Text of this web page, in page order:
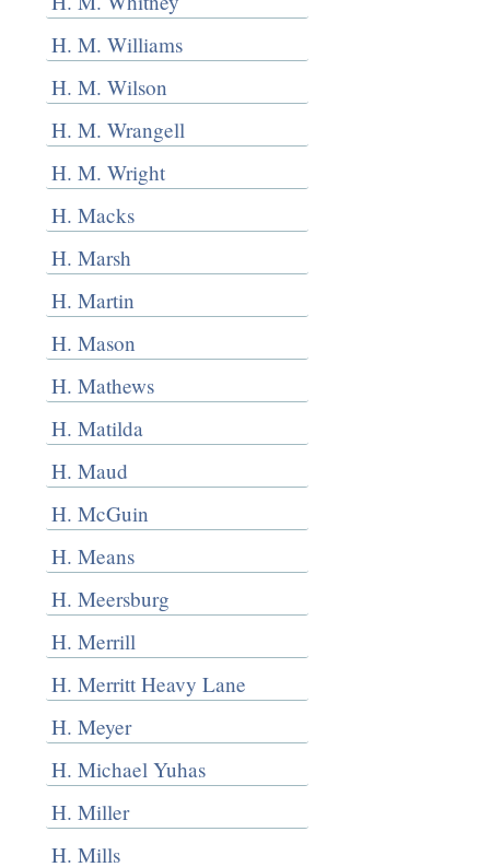
H. M. Williams
H. M. Wilson
H. M. Wrangell
H. M. Wright
H. Macks
H. Marsh
H. Martin
H. Mason
H. Mathews
H. Matilda
H. Maud
H. McGuin
H. Means
H. Meersburg
H. Merrill
H. Merritt Heavy Lane
H. Meyer
H. Michael Yuhas
H. Miller
H. Mills